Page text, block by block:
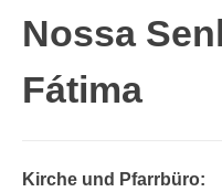
Nossa
Fátima
Kirche und Pfarrbüro: